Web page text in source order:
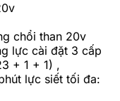
chổi than 20v
lực cài đặt 3 cấp
+ 1 + 1) ,
lực siết tối đa: